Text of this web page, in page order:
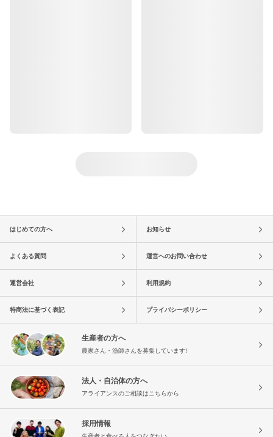
はじめての方へ お知らせ
よくある質問 運営へのお問い合わせ
運営会社 利用規約
特商法に基づく表記 プライバシーポリシー
生産者の方へ
農家さん・漁師さんを募集しています!
法人・自治体の方へ
アライアンスのご相談はこちらから
採用情報